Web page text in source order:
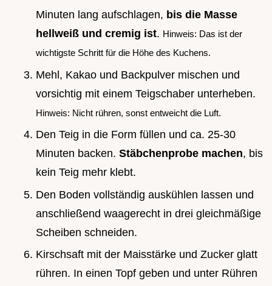
Minuten lang aufschlagen, bis die Masse
hellweiß und cremig ist. Hinweis: Das ist der
wichtigste Schritt für die Höhe des Kuchens.
Mehl, Kakao und Backpulver mischen und
vorsichtig mit einem Teigschaber unterheben.
Hinweis: Nicht rühren, sonst entweicht die Luft.
Den Teig in die Form füllen und ca. 25-30
Minuten backen. Stäbchenprobe machen, bis
kein Teig mehr klebt.
Den Boden vollständig auskühlen lassen und
anschließend waagerecht in drei gleichmäßige
Scheiben schneiden.
Kirschsaft mit der Maisstärke und Zucker glatt
rühren. In einen Topf geben und unter Rühren